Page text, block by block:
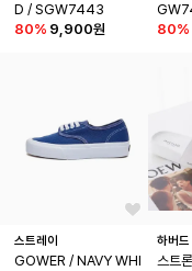
D / SGW7443
80% 9,900원
스트레이
GOWER / NAVY WHI
80%
하버
스트